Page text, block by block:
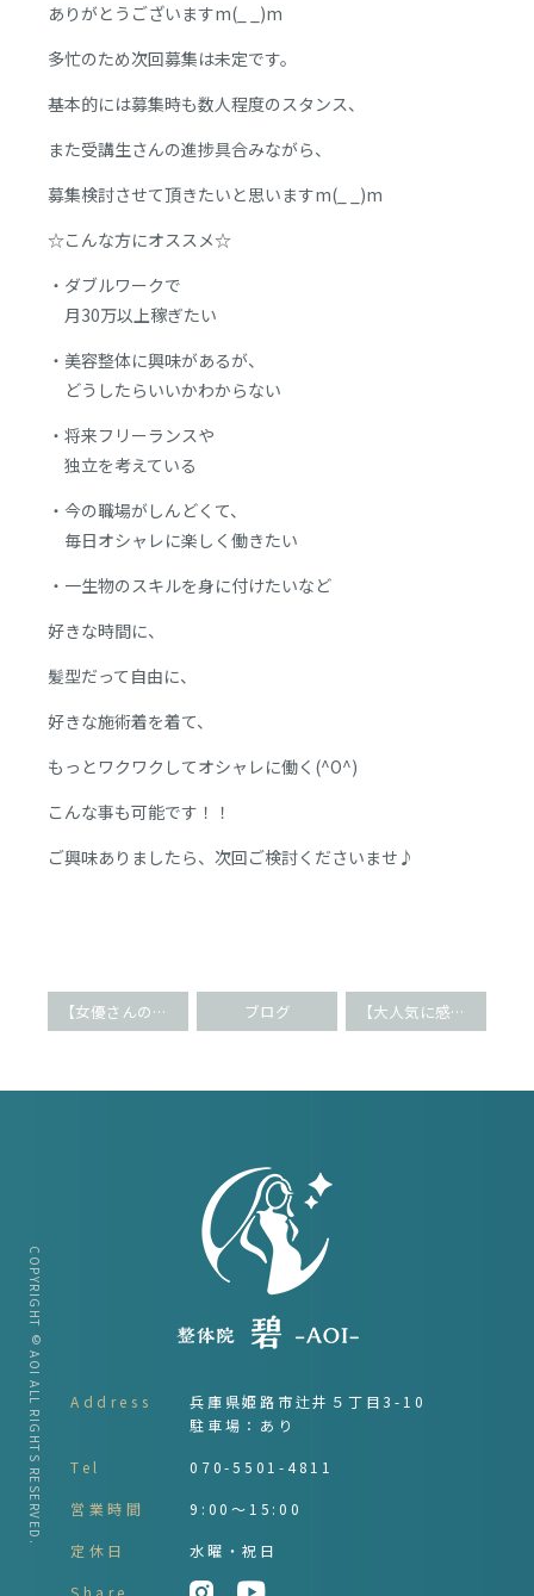
ありがとうございますm(_ _)m
多忙のため次回募集は未定です。
基本的には募集時も数人程度のスタンス、
また受講生さんの進捗具合みながら、
募集検討させて頂きたいと思いますm(_ _)m
☆こんな方にオススメ☆
・ダブルワークで
月30万以上稼ぎたい
・美容整体に興味があるが、
どうしたらいいかわからない
・将来フリーランスや
独立を考えている
・今の職場がしんどくて、
毎日オシャレに楽しく働きたい
・一生物のスキルを身に付けたいなど
好きな時間に、
髪型だって自由に、
好きな施術着を着て、
もっとワクワクしてオシャレに働く(^O^)
こんな事も可能です！！
ご興味ありましたら、次回ご検討くださいませ♪
【女優さんの二重に♪】切らない二重術&小顔矯正(^O^) ブログ 【大人気に感謝】エッセンシャルワーカーも通うサロン
Address
兵庫県姫路市辻井５丁目3-10
駐車場：あり
Tel 070-5501-4811
営業時間 9:00～15:00
定休日 水曜・祝日
Share
COPYRIGHT © AOI ALL RIGHTS RESERVED.